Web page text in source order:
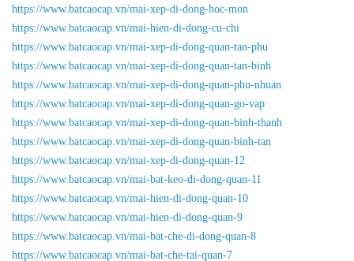
https://www.batcaocap.vn/mai-xep-di-dong-hoc-mon
https://www.batcaocap.vn/mai-hien-di-dong-cu-chi
https://www.batcaocap.vn/mai-xep-di-dong-quan-tan-phu
https://www.batcaocap.vn/mai-xep-di-dong-quan-tan-binh
https://www.batcaocap.vn/mai-xep-di-dong-quan-phu-nhuan
https://www.batcaocap.vn/mai-xep-di-dong-quan-go-vap
https://www.batcaocap.vn/mai-xep-di-dong-quan-binh-thanh
https://www.batcaocap.vn/mai-xep-di-dong-quan-binh-tan
https://www.batcaocap.vn/mai-xep-di-dong-quan-12
https://www.batcaocap.vn/mai-bat-keo-di-dong-quan-11
https://www.batcaocap.vn/mai-hien-di-dong-quan-10
https://www.batcaocap.vn/mai-hien-di-dong-quan-9
https://www.batcaocap.vn/mai-bat-che-di-dong-quan-8
https://www.batcaocap.vn/mai-bat-che-tai-quan-7